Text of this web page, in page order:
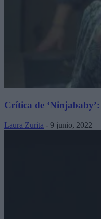
Crítica de
Laura Zurita - 9 junio, 2022